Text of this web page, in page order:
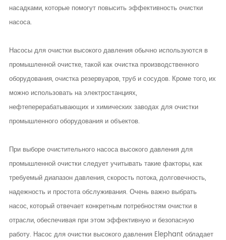
насадками, которые помогут повысить эффективность очистки
насоса.
Насосы для очистки высокого давления обычно используются в
промышленной очистке, такой как очистка производственного
оборудования, очистка резервуаров, труб и сосудов. Кроме того, их
можно использовать на электростанциях,
нефтеперерабатывающих и химических заводах для очистки
промышленного оборудования и объектов.
При выборе очистительного насоса высокого давления для
промышленной очистки следует учитывать такие факторы, как
требуемый диапазон давления, скорость потока, долговечность,
надежность и простота обслуживания. Очень важно выбрать
насос, который отвечает конкретным потребностям очистки в
отрасли, обеспечивая при этом эффективную и безопасную
работу. Насос для очистки высокого давления Elephant обладает